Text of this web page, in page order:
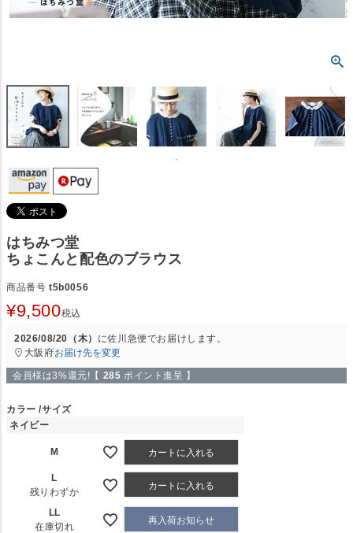
はちみつ堂
ちょこんと配色のブラウス
商品番号 t5b0056
¥9,500税込
2026/08/20（木） に佐川急便でお届けします。
大阪府お届け先を変更
会員様は3%還元!【 285 ポイント進呈 】
カラー サイズ
ネイビー
M カートに入れる
L
残りわずか
カートに入れる
LL
在庫切れ
再入荷お知らせ